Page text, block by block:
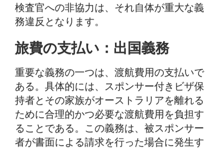
検査官への非協力は、それ自体が重大な義
務違反となります。
旅費の支払い：出国義務
重要な義務の一つは、渡航費用の支払いで
ある。具体的には、スポンサー付きビザ保
持者とその家族がオーストラリアを離れる
ために合理的かつ必要な渡航費用を負担す
ることである。この義務は、被スポンサー
者が書面による請求を行った場合に発生す